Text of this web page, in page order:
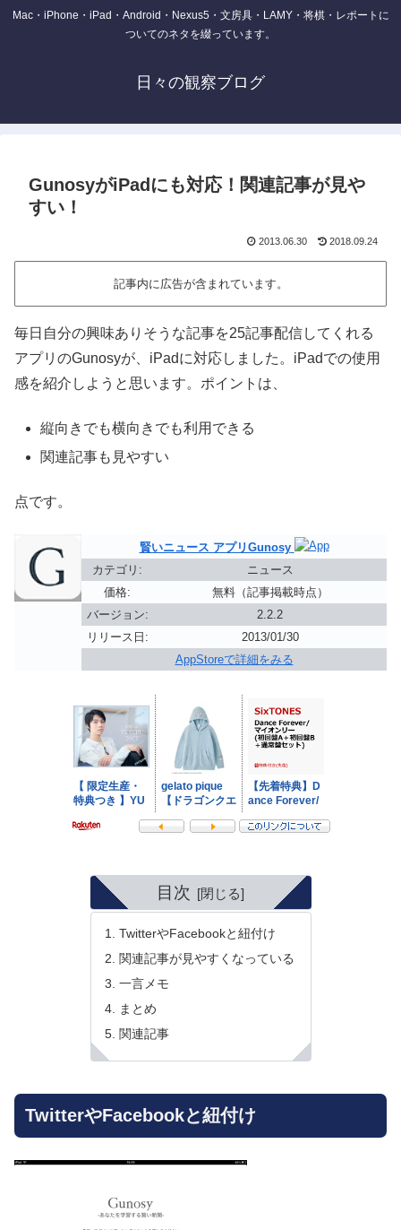
Mac・iPhone・iPad・Android・Nexus5・文房具・LAMY・将棋・レポートに
ついてのネタを綴っています。
日々の観察ブログ
GunosyがiPadにも対応！関連記事が見や
すい！
2013.06.30 2018.09.24
記事内に広告が含まれています。
毎日自分の興味ありそうな記事を25記事配信してくれる
アプリのGunosyが、iPadに対応しました。iPadでの使用
感を紹介しようと思います。ポイントは、
縦向きでも横向きでも利用できる
関連記事も見やすい
点です。
賢いニュース アプリGunosy
カテゴリ:
ニュース
価格:
無料（記事掲載時点）
バージョン:
2.2.2
リリース日:
2013/01/30
AppStoreで詳細をみる
目次
TwitterやFacebookと紐付け
関連記事が見やすくなっている
一言メモ
まとめ
関連記事
TwitterやFacebookと紐付け